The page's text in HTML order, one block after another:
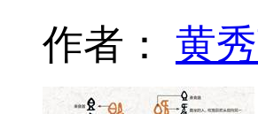
作者： 黄